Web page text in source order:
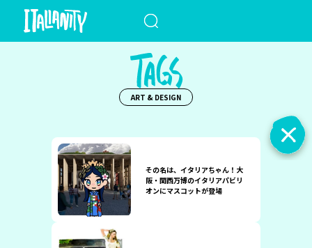
ART & DESIGN
その名は、イタリアちゃん！大
阪・関西万博のイタリアパビリ
オンにマスコットが登場